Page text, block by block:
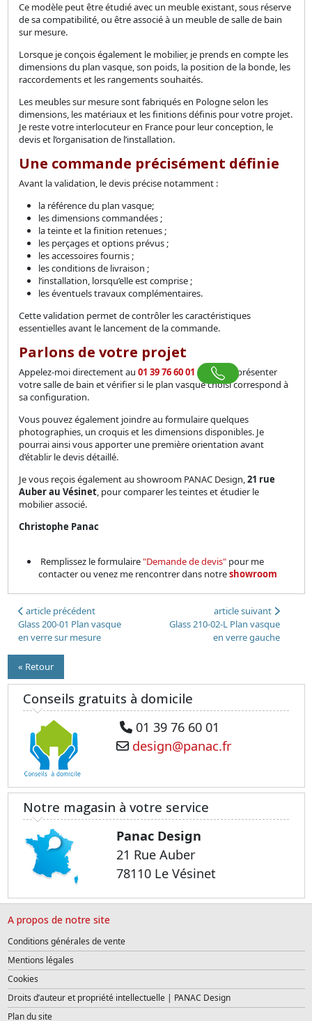
Ce modèle peut être étudié avec un meuble existant, sous réserve
de sa compatibilité, ou être associé à un meuble de salle de bain
sur mesure.
Lorsque je conçois également le mobilier, je prends en compte les
dimensions du plan vasque, son poids, la position de la bonde, les
raccordements et les rangements souhaités.
Les meubles sur mesure sont fabriqués en Pologne selon les
dimensions, les matériaux et les finitions définis pour votre projet.
Je reste votre interlocuteur en France pour leur conception, le
devis et l’organisation de l’installation.
Une commande précisément définie
Avant la validation, le devis précise notamment :
la référence du plan vasque;
les dimensions commandées ;
la teinte et la finition retenues ;
les perçages et options prévus ;
les accessoires fournis ;
les conditions de livraison ;
l’installation, lorsqu’elle est comprise ;
les éventuels travaux complémentaires.
Cette validation permet de contrôler les caractéristiques
essentielles avant le lancement de la commande.
Parlons de votre projet
Appelez-moi directement au 01 39 76 60 01 pour me présenter
votre salle de bain et vérifier si le plan vasque choisi correspond à
sa configuration.
Vous pouvez également joindre au formulaire quelques
photographies, un croquis et les dimensions disponibles. Je
pourrai ainsi vous apporter une première orientation avant
d’établir le devis détaillé.
Je vous reçois également au showroom PANAC Design,21 rue
Auber au Vésinet, pour comparer les teintes et étudier le
mobilier associé.
Christophe Panac
Remplissez le formulaire"Demande de devis" pour me
contacter ou venez me rencontrer dans notreshowroom
article précédent
Glass 200-01 Plan vasque
en verre sur mesure
article suivant
Glass 210-02-L Plan vasque
en verre gauche
« Retour
Conseils gratuits à domicile
01 39 76 60 01
design@panac.fr
Notre magasin à votre service
Panac Design
21 Rue Auber
78110 Le Vésinet
A propos de notre site
Conditions générales de vente
Mentions légales
Cookies
Droits d’auteur et propriété intellectuelle | PANAC Design
Plan du site